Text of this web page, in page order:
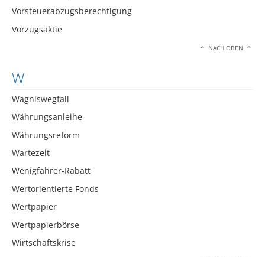
Vorsteuerabzugsberechtigung
Vorzugsaktie
NACH OBEN
W
Wagniswegfall
Währungsanleihe
Währungsreform
Wartezeit
Wenigfahrer-Rabatt
Wertorientierte Fonds
Wertpapier
Wertpapierbörse
Wirtschaftskrise